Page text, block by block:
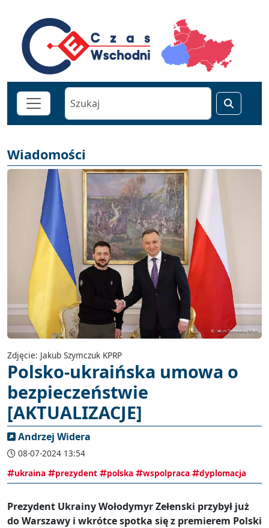
Wiadomości
Zdjęcie: Jakub Szymczuk KPRP
Polsko-ukraińska umowa o
bezpieczeństwie
[AKTUALIZACJE]
Andrzej Widera
08-07-2024 13:54
ukraina
prezydent polska wspolpraca dyplomacja
Prezydent Ukrainy Wołodymyr Zełenski przybył już
do Warszawy i wkrótce spotka się z premierem Polski